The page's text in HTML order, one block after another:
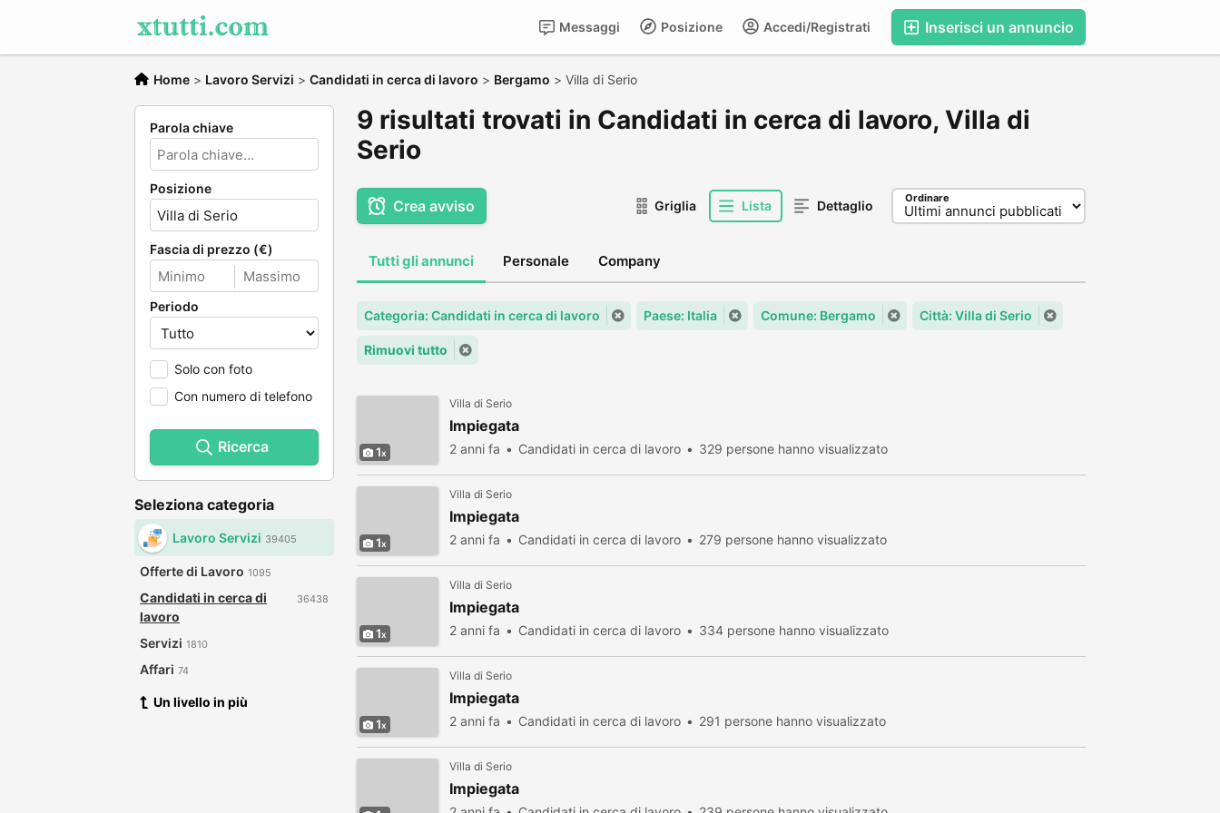
Inserisci un annuncio
Accedi/Registrati
Posizione
Messaggi
Home > Lavoro Servizi > Candidati in cerca di lavoro > Bergamo > Villa di Serio
Parola chiave
Posizione
Fascia di prezzo (€)
Periodo
Solo con foto
Con numero di telefono
Ricerca
Seleziona categoria
Lavoro Servizi 39405
Offerte di Lavoro 1095
Candidati in cerca di
lavoro
36438
Servizi 1810
Affari 74
Un livello in più
9 risultati trovati in Candidati in cerca di lavoro, Villa di
Serio
Crea avviso Griglia Lista Dettaglio Ordinare
Tutti gli annunci Personale Company
Categoria: Candidati in cerca di lavoro Paese: Italia Comune: Bergamo Città: Villa di Serio
Rimuovi tutto
1
Villa di Serio
Impiegata
2 anni fa Candidati in cerca di lavoro 329 persone hanno visualizzato
1
Villa di Serio
Impiegata
2 anni fa Candidati in cerca di lavoro 279 persone hanno visualizzato
1
Villa di Serio
Impiegata
2 anni fa Candidati in cerca di lavoro 334 persone hanno visualizzato
1
Villa di Serio
Impiegata
2 anni fa Candidati in cerca di lavoro 291 persone hanno visualizzato
Villa di Serio
Impiegata